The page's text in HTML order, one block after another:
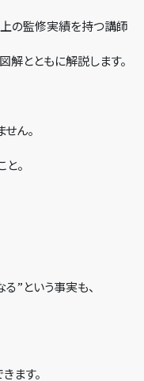
の監修実績を持つ講師
解とともに解説します。
ん。
。
”という事実も、
ます。